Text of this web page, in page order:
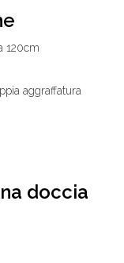
120cm
aggraffatura
doccia